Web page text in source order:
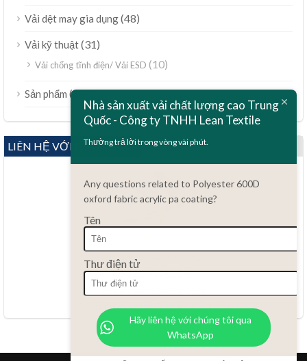
Vải dệt may gia dụng(48)
Vải kỹ thuật(31)
Vải chống tĩnh điện/ Vải ESD (10)
Sản phẩm (189)
LIÊN HỆ VỚI CHÚNG TÔI
Có câu hỏi nào không?
86.15051486055
haiming@leantex.com
24 giờ mỗi ngày, 7 ngày mỗi tuần
Nhà sản xuất vải chất lượng cao Trung
Quốc - Công ty TNHH Lean Textile
Thường trả lời trong vòng vài phút.
Any questions related to Polyester 600D
oxford fabric acrylic pa coating?
Tên
Thư điện tử
Hãy liên hệ với chúng tôi qua
WhatsApp
Français
Italiano
Español
Português do Brasil
Русский
Türkçe
Bahasa Indonesia
Polski
Bahasa Melayu
ไทย